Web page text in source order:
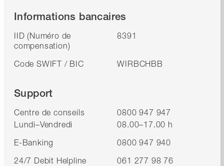
Informations bancaires
IID (Numéro de
compensation)
8391
Code SWIFT / BIC WIRBCHBB
Support
Centre de conseils
0800 947 947
Lundi–Vendredi
08.00–17.00 h
E-Banking
0800 947 940
24/7 Debit Helpline
061 277 98 76